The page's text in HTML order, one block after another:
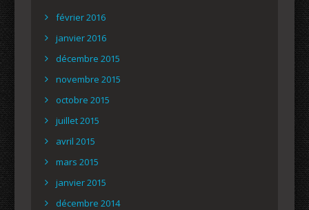
février 2016
janvier 2016
décembre 2015
novembre 2015
octobre 2015
juillet 2015
avril 2015
mars 2015
janvier 2015
décembre 2014